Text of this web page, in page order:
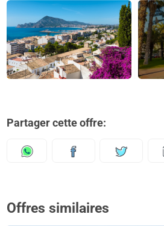
Partager cette offre:
Offres similaires